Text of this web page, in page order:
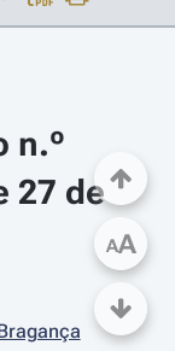
n.º
27 de
AA